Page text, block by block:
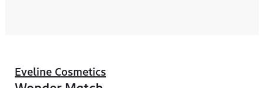
Eveline Cosmetics